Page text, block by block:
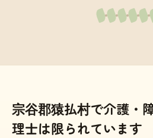
宗谷郡猿払村で介護・
理士は限られています